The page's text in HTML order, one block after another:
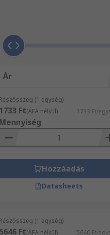
vállalatok legmagasabb
fogjuk, hogy magas
a termékkel
csatlakozók árucikkek
a teljes Elektronikus
illetve alkatrészeket
Ár
Részösszeg (1 egység)
1733 Ft(ÁFA nélkül) 1733 Ft/
Mennyiség
Hozzáadás
Datasheets
Részösszeg (1 egység)
5646 Ft(ÁFA nélkül) 5646 Ft/